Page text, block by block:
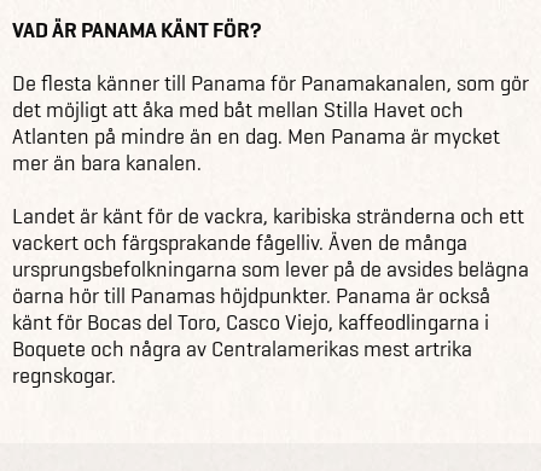
VAD ÄR PANAMA KÄNT FÖR?
De flesta känner till Panama för Panamakanalen, som gör
det möjligt att åka med båt mellan Stilla Havet och
Atlanten på mindre än en dag. Men Panama är mycket
mer än bara kanalen.
Landet är känt för de vackra, karibiska stränderna och ett
vackert och färgsprakande fågelliv. Även de många
ursprungsbefolkningarna som lever på de avsides belägna
öarna hör till Panamas höjdpunkter. Panama är också
känt för Bocas del Toro, Casco Viejo, kaffeodlingarna i
Boquete och några av Centralamerikas mest artrika
regnskogar.